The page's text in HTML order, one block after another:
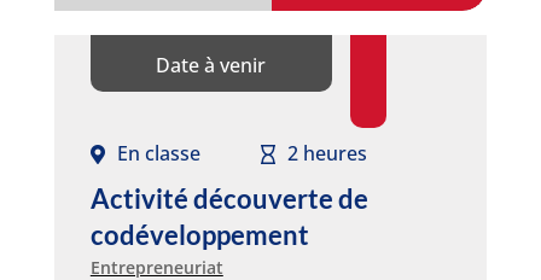
Date à venir
En classe 2 heures
Activité découverte de
codéveloppement
Entrepreneuriat